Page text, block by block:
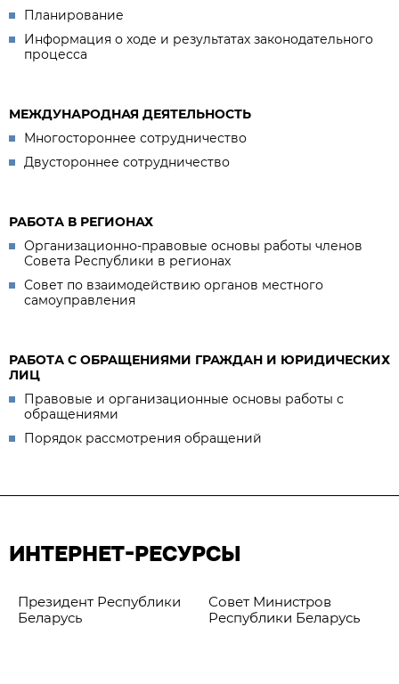
Планирование
Информация о ходе и результатах законодательного
процесса
МЕЖДУНАРОДНАЯ ДЕЯТЕЛЬНОСТЬ
Многостороннее сотрудничество
Двустороннее сотрудничество
РАБОТА В РЕГИОНАХ
Организационно-правовые основы работы членов
Совета Республики в регионах
Совет по взаимодействию органов местного
самоуправления
РАБОТА С ОБРАЩЕНИЯМИ ГРАЖДАН И ЮРИДИЧЕСКИХ
ЛИЦ
Правовые и организационные основы работы с
обращениями
Порядок рассмотрения обращений
ИНТЕРНЕТ-РЕСУРСЫ
Президент Республики
Беларусь
Совет Министров
Республики Беларусь